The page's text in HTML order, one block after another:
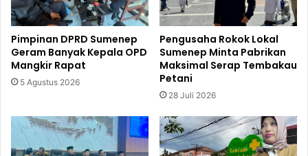
Pimpinan DPRD Sumenep
Geram Banyak Kepala OPD
Mangkir Rapat
5 Agustus 2026
Pengusaha Rokok Lokal
Sumenep Minta Pabrikan
Maksimal Serap Tembakau
Petani
28 Juli 2026